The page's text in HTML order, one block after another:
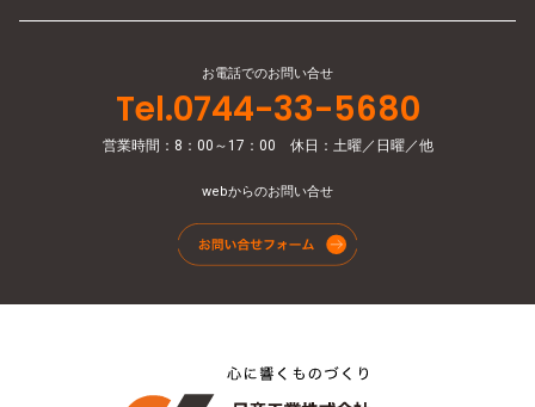
お電話でのお問い合せ
Tel.0744-33-5680
営業時間：8：00～17：00 休日：土曜／日曜／他
webからのお問い合せ